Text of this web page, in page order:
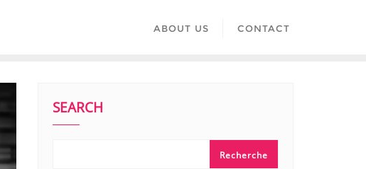
ABOUT US CONTACT
SEARCH
Recherche